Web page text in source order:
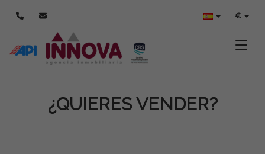
€
¿QUIERES VENDER?